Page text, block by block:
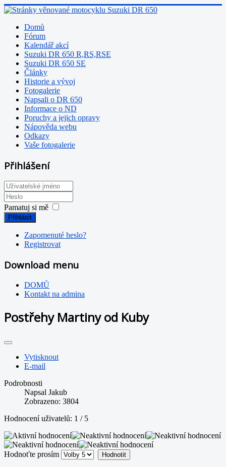
Domů
Fórum
Kalendář akcí
Suzuki DR 650 R,RS,RSE
Suzuki DR 650 SE
Články
Historie a vývoj
Fotogalerie
Napsali o DR 650
Informace o ND
Poruchy a jejich opravy
Nápověda webu
Odkazy
Vaše fotogalerie
Přihlášení
Pamatuj si mě
Přihlásit
Zapomenuté heslo?
Registrovat
Download menu
DOMŮ
Kontakt na admina
Postřehy Martiny od Kuby
Vytisknout
E-mail
Podrobnosti
Napsal Jakub
Zobrazeno: 3804
Hodnocení uživatelů: 1 / 5
Hodnoťte prosím